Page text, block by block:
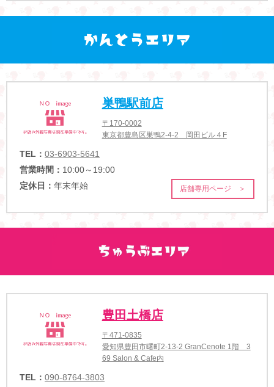
巣鴨駅前店
〒170-0002
東京都豊島区巣鴨2-4-2 岡田ビル４F
TEL： 03-6903-5641
営業時間： 10:00～19:00
定休日： 年末年始 店舗専用ページ ＞
豊田土橋店
〒471-0835
愛知県豊田市曙町2-13-2 GranCenote 1階 3
69 Salon & Cafe内
TEL： 090-8764-3803